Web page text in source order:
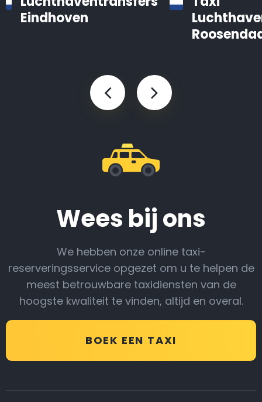
Eindhoven
Wees bij ons
We hebben onze online taxi-
reserveringsservice opgezet om u te helpen de
meest betrouwbare taxidiensten van de
hoogste kwaliteit te vinden, altijd en overal.
BOEK EEN TAXI